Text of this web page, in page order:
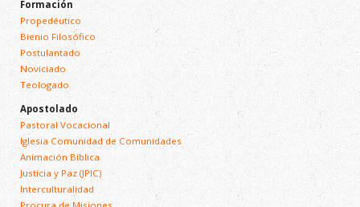
Formación
Propedéutico
Bienio Filosófico
Postulantado
Noviciado
Teologado
Apostolado
Pastoral Vocacional
Iglesia Comunidad de Comunidades
Animación Bíblica
Justicia y Paz (JPIC)
Interculturalidad